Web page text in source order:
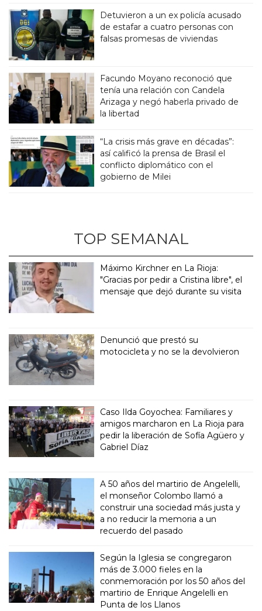
Detuvieron a un ex policía acusado
de estafar a cuatro personas con
falsas promesas de viviendas
Facundo Moyano reconoció que
tenía una relación con Candela
Arizaga y negó haberla privado de
la libertad
“La crisis más grave en décadas”:
así calificó la prensa de Brasil el
conflicto diplomático con el
gobierno de Milei
TOP SEMANAL
Máximo Kirchner en La Rioja:
"Gracias por pedir a Cristina libre", el
mensaje que dejó durante su visita
Denunció que prestó su
motocicleta y no se la devolvieron
Caso Ilda Goyochea: Familiares y
amigos marcharon en La Rioja para
pedir la liberación de Sofía Agüero y
Gabriel Díaz
A 50 años del martirio de Angelelli,
el monseñor Colombo llamó a
construir una sociedad más justa y
a no reducir la memoria a un
recuerdo del pasado
Según la Iglesia se congregaron
más de 3.000 fieles en la
conmemoración por los 50 años del
martirio de Enrique Angelelli en
Punta de los Llanos